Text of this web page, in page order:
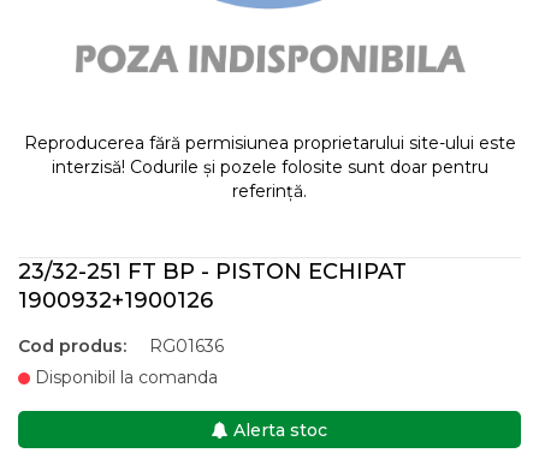
Reproducerea fără permisiunea proprietarului site-ului este
interzisă! Codurile și pozele folosite sunt doar pentru
referință.
23/32-251 FT BP - PISTON ECHIPAT
1900932+1900126
Cod produs:
RG01636
Disponibil la comanda
Alerta stoc